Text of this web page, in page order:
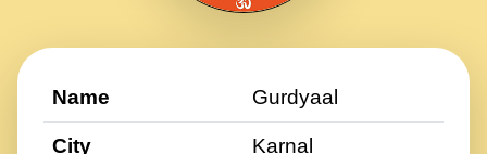
Name Gurdyaal
City Karnal